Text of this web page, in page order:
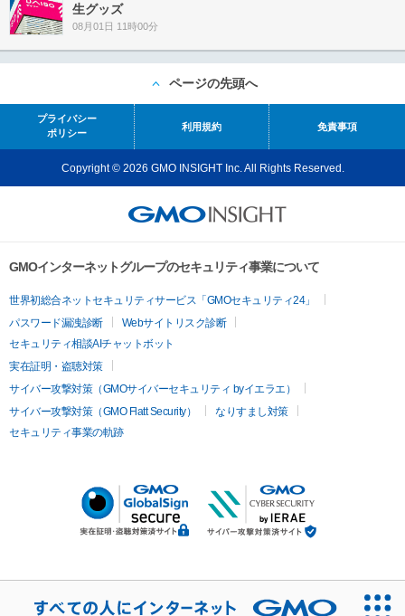
生グッズ
08月01日 11時00分
ページの先頭へ
プライバシー
ポリシー
利用規約 免責事項
Copyright © 2026 GMO INSIGHT Inc. All Rights Reserved.
GMOインターネットグループのセキュリティ事業について
世界初総合ネットセキュリティサービス「GMOセキュリティ24」
パスワード漏洩診断
Webサイトリスク診断
セキュリティ相談AIチャットボット
実在証明・盗聴対策
サイバー攻撃対策（GMOサイバーセキュリティ byイエラエ）
サイバー攻撃対策（GMO Flatt Security）
なりすまし対策
セキュリティ事業の軌跡